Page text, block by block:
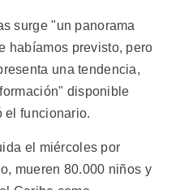
surge "un panorama
habíamos previsto, pero
una tendencia,
disponible
el funcionario.
el miércoles por
mueren 80.000 niños y